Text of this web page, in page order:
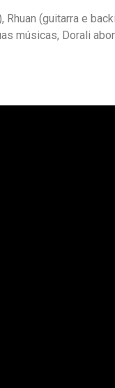
(guitarra e
músicas, Dorali